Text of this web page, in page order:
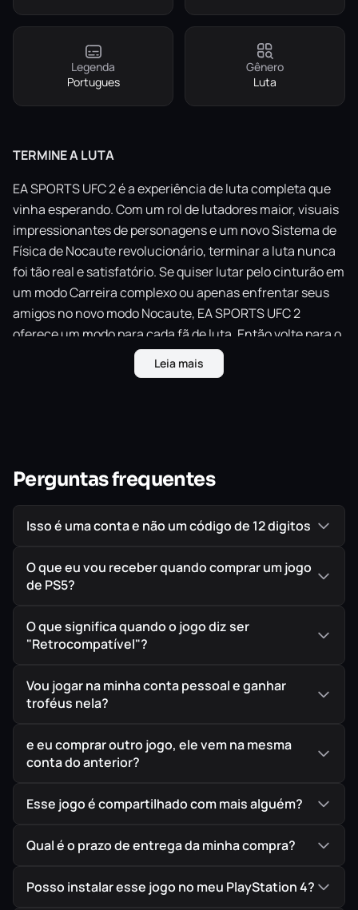
Legenda
Portugues
Gênero
Luta
TERMINE A LUTA
EA SPORTS UFC 2 é a experiência de luta completa que
vinha esperando. Com um rol de lutadores maior, visuais
impressionantes de personagens e um novo Sistema de
Física de Nocaute revolucionário, terminar a luta nunca
foi tão real e satisfatório. Se quiser lutar pelo cinturão em
um modo Carreira complexo ou apenas enfrentar seus
amigos no novo modo Nocaute, EA SPORTS UFC 2
oferece um modo para cada fã de luta. Então volte para o
Octógono e termine a luta!
Todos os jogos são ORIGINAIS comprados
Leia mais
Perguntas frequentes
Isso é uma conta e não um código de 12 digitos
O que eu vou receber quando comprar um jogo
de PS5?
O que significa quando o jogo diz ser
"Retrocompatível"?
Vou jogar na minha conta pessoal e ganhar
troféus nela?
e eu comprar outro jogo, ele vem na mesma
conta do anterior?
Esse jogo é compartilhado com mais alguém?
Qual é o prazo de entrega da minha compra?
Posso instalar esse jogo no meu PlayStation 4?